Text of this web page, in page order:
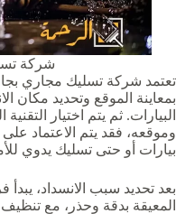
شركة
تعتمد شركة تسليك مجاري
بمعاينة الموقع وتحديد مكان
البيارات. ثم يتم اختيار
وموقعه، فقد يتم الاعتماد
بيارات أو حتى تسليك يدوي
بعد تحديد سبب الانسداد،
المعيقة بدقة وحذر، مع